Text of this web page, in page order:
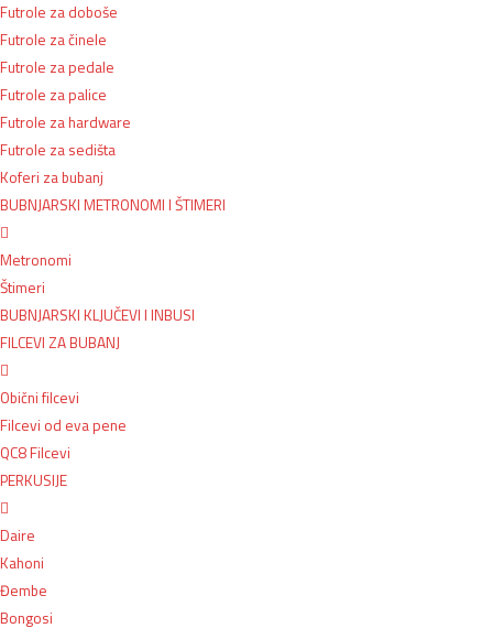
Futrole za doboše
Futrole za činele
Futrole za pedale
Futrole za palice
Futrole za hardware
Futrole za sedišta
Koferi za bubanj
BUBNJARSKI METRONOMI I ŠTIMERI
Metronomi
Štimeri
BUBNJARSKI KLJUČEVI I INBUSI
FILCEVI ZA BUBANJ
Obični filcevi
Filcevi od eva pene
QC8 Filcevi
PERKUSIJE
Daire
Kahoni
Đembe
Bongosi